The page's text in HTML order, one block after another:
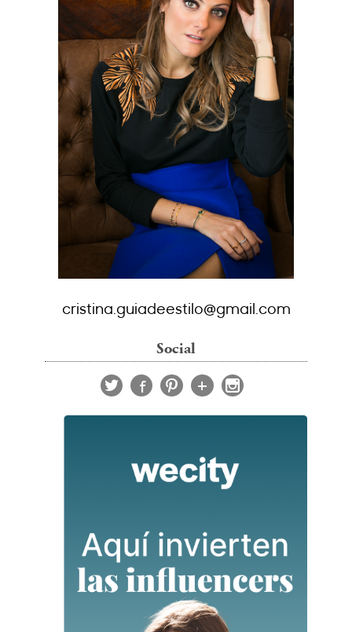
cristina.guiadeestilo@gmail.com
Social